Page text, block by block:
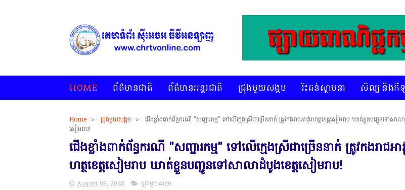
HOME ព័ត៌មានជាតិ ព័ត៌មានអន្តរជាតិ ជ្រុងមួយសង្គម រិះគន់ស្ថាបនា សិល្បៈនិងកី
Home > ជ្រុងមួយសង្គម >
ជើងខ្លាំងពាក់ព័ន្ធករណី "សញ្ចារកម្ម" ទៅលើក្មេងស្រីជាច្រើននាក់ ត្រូវកងរាជអាវុធហត្ថខេត្តសៀមរាប ឃាត់ខ្លួនបញ្ជូនទៅសាលា
សៀមរាប!
ជើងខ្លាំងពាក់ព័ន្ធករណី "សញ្ចារកម្ម" ទៅលើក្មេងស្រីជាច្រើននាក់ ត្រូវកងរាជអ
ហត្ថខេត្តសៀមរាប ឃាត់ខ្លួនបញ្ជូនទៅសាលាដំបូងខេត្តសៀមរាប!
August 09, 2025 ជ្រុងមួយសង្គម
* គេហទំព័រ ស៊ីអេចអធីវីអនឡាញ ជាព័ត៌មានពិត រហ័ស អព្យាក្រឹត និងរៀបចំ ជ្